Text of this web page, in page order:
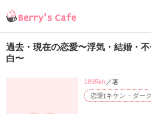
過去・現在の恋愛〜浮気・結婚・
白〜
恋愛(キケン・ダー
1895kh／著